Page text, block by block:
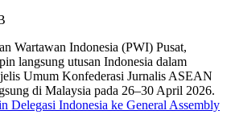
Delegasi Indonesia ke General Assembly